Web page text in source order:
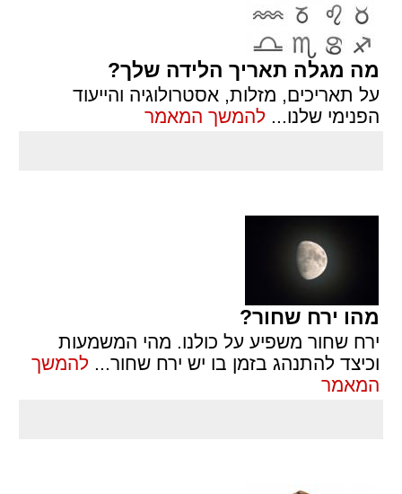
מה מגלה תאריך הלידה שלך?
על תאריכים, מזלות, אסטרולוגיה והייעוד
הפנימי שלנו... להמשך המאמר
מהו ירח שחור?
ירח שחור משפיע על כולנו. מהי המשמעות
וכיצד להתנהג בזמן בו יש ירח שחור... להמשך
המאמר